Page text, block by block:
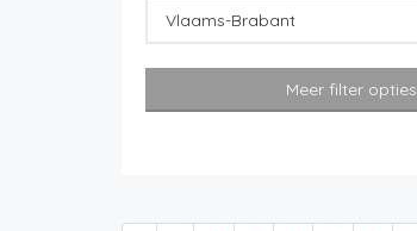
Vlaams-Brabant
Meer filter opties